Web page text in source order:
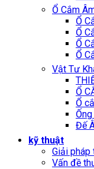
Ổ Cắm
Ổ
Ổ
Ổ
Ổ
Vật Tư
Ổ
Ổ
Đế
kỹ thuật
Giải pháp
Vấn đề